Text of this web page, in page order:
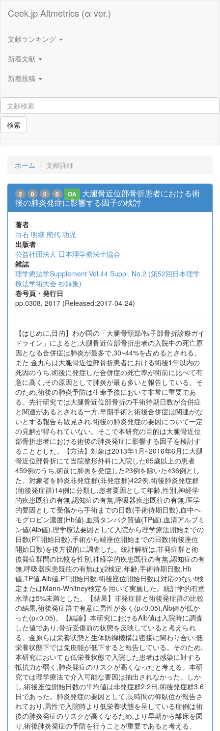
Ceek.jp Altmetrics (α ver.)
文献ランキング
新着文献
新着投稿
検索
ホーム 文献詳細
2 0 0 0 OA
大腿骨近位部骨折患者における術
後の肺炎発症に影響する因子の検討
著者
白石 明継 熊代 功児
出版者
公益社団法人 日本理学療法士協会
雑誌
理学療法学Supplement Vol.44 Suppl. No.2 (第52回日本理学
療法学術大会 抄録集)
巻号頁・発行日
pp.0308, 2017 (Released:2017-04-24)
【はじめに,目的】わが国の「大腿骨頸部/転子部骨折診療ガイ
ドライン」によると,大腿骨近位部骨折患者の入院中の死亡原
因となる合併症は肺炎が最多で,30~44%を占めるとされる。
また,金丸らは大腿骨近位部骨折患者における術後1年以内の
死因のうち,術後に発症した合併症の死亡率が術前に比べて有
意に高く,その原因として肺炎が最も多いと報告している。そ
のため,術後の肺炎予防は生命予後において非常に重要であ
る。先行研究では大腿骨近位部骨折の手術待期日数が合併症
と関連があるとされる一方,早期手術と術後合併症は関連がな
いとする報告も散見され,術後の肺炎発症の要因について一定
の見解が得られていない。そこで本研究の目的は大腿骨近位
部骨折患者における術後の肺炎発症に影響する因子を検討す
ることとした。【方法】対象は2013年1月~2016年6月に大腿
骨近位部骨折にて当院整形外科に入院した65歳以上の患者
459例のうち,術前に肺炎を発症した23例を除いた436例とし
た。対象者を肺炎非発症群(非発症群)422例,術後肺炎発症群
(術後発症群)14例に分類し,患者要因として年齢,性別,神経学
的疾患既往の有無,認知症の有無,呼吸器疾患既往の有無,医学
的要因として受傷から手術までの日数(手術待期日数),血中ヘ
モグロビン濃度(Hb値),血清タンパク質値(TP値),血清アルブミ
ン値(Alb値),理学療法要因として入院から理学療法開始までの
日数(PT開始日数),手術から端座位開始までの日数(術後座位
開始日数)を後方視的に調査した。統計解析は,非発症群と術
後発症群間の比較を性別,神経学的疾患既往の有無,認知症の有
無,呼吸器疾患既往の有無はχ2検定,年齢,手術待期日数,Hb
値,TP値,Alb値,PT開始日数,術後座位開始日数は対応のないt検
定またはMann-Whitney検定を用いて実施した。統計学的有意
水準は5%未満とした。【結果】非発症群と術後発症群の比較
の結果,術後発症群で有意に男性が多く(p<0.05),Alb値が低か
った(p<0.05)。【結論】本研究におけるAlb値は入院時に調査
した値であり,骨折受傷前の状態を反映していると考えられ
る。金原らは栄養状態と生体防御機構は密接に関わり合い,低
栄養状態下では免疫能が低下すると報告している。そのため,
本研究においても低栄養状態で入院した患者は感染に対する
抵抗力が弱く,肺炎発症のリスクが高くなったと考える。本研
究では理学療法で介入可能な要因は抽出されなかった。しか
し,術後座位開始日数の平均値は非発症群2.2日,術後発症群3.6
日であった。肺炎発症の要因として,長時間の仰臥位が報告さ
れており,男性で入院時より低栄養状態を呈している症例は術
後の肺炎発症のリスクが高くなるため,より早期から離床を図
り,術後肺炎発症の予防を行うことが重要であると考える。